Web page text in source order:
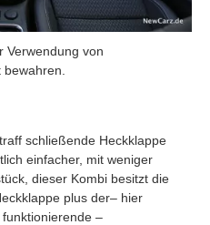
Verwendung von
schließende Heckklappe
einfacher, mit weniger
dieser Kombi besitzt die
plus der– hier
–